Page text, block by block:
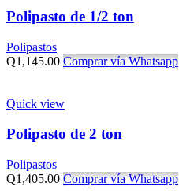
Polipasto de 1/2 ton
Polipastos
Q1,145.00 Comprar vía Whatsapp
Quick view
Polipasto de 2 ton
Polipastos
Q1,405.00 Comprar vía Whatsapp